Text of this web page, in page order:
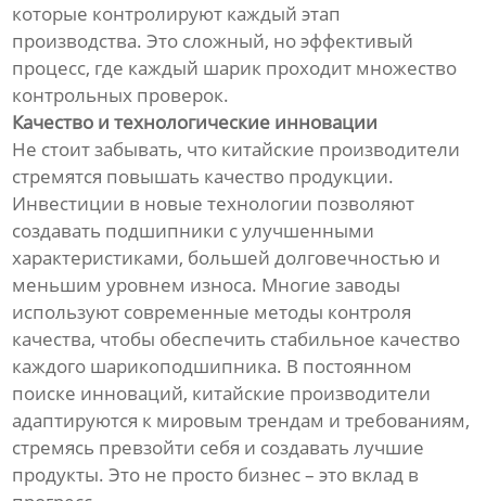
которые контролируют каждый этап
производства. Это сложный, но эффективый
процесс, где каждый шарик проходит множество
контрольных проверок.
Качество и технологические инновации
Не стоит забывать, что китайские производители
стремятся повышать качество продукции.
Инвестиции в новые технологии позволяют
создавать подшипники с улучшенными
характеристиками, большей долговечностью и
меньшим уровнем износа. Многие заводы
используют современные методы контроля
качества, чтобы обеспечить стабильное качество
каждого шарикоподшипника. В постоянном
поиске инноваций, китайские производители
адаптируются к мировым трендам и требованиям,
стремясь превзойти себя и создавать лучшие
продукты. Это не просто бизнес – это вклад в